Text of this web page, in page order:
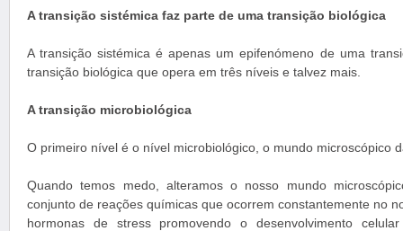
A transição sistémica faz parte de uma transição biológica
A transição sistémica é apenas um epifenómeno de uma
transição biológica que opera em três níveis e talvez mais.
A transição microbiológica
O primeiro nível é o nível microbiológico, o mundo microscópico
Quando temos medo, alteramos o nosso mundo
conjunto de reações químicas que ocorrem constantemente no
hormonas de stress promovendo o desenvolvimento